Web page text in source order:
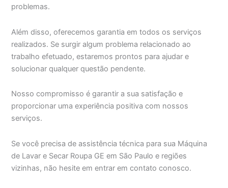
problemas.
Além disso, oferecemos garantia em todos os serviços
realizados. Se surgir algum problema relacionado ao
trabalho efetuado, estaremos prontos para ajudar e
solucionar qualquer questão pendente.
Nosso compromisso é garantir a sua satisfação e
proporcionar uma experiência positiva com nossos
serviços.
Se você precisa de assistência técnica para sua Máquina
de Lavar e Secar Roupa GE em São Paulo e regiões
vizinhas, não hesite em entrar em contato conosco.